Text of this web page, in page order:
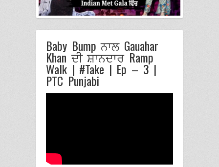
Baby Bump ਨਾਲ Gauahar
Khan ਦੀ ਸ਼ਾਨਦਾਰ Ramp
Walk | #Take | Ep – 3 |
PTC Punjabi